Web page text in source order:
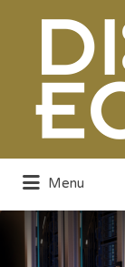
Buscar
Menu